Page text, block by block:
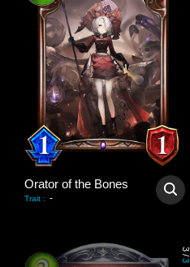
Orator of the Bones
Trait : -
3
/
3